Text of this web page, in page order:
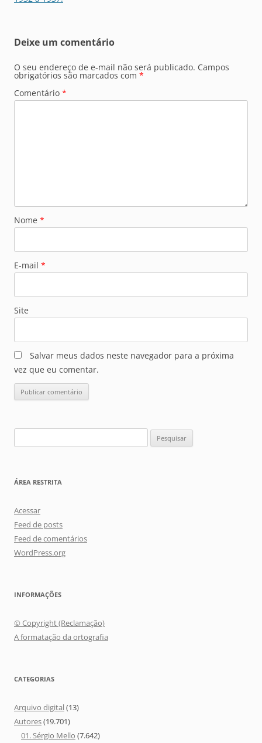
Deixe um comentário
O seu endereço de e-mail não será publicado. Campos
obrigatórios são marcados com *
Comentário *
Nome *
E-mail *
Site
Salvar meus dados neste navegador para a próxima
vez que eu comentar.
por:
ÁREA RESTRITA
Acessar
Feed de posts
Feed de comentários
WordPress.org
INFORMAÇÕES
© Copyright (Reclamação)
A formatação da ortografia
CATEGORIAS
Arquivo digital(13)
Autores(19.701)
01. Sérgio Mello (7.642)